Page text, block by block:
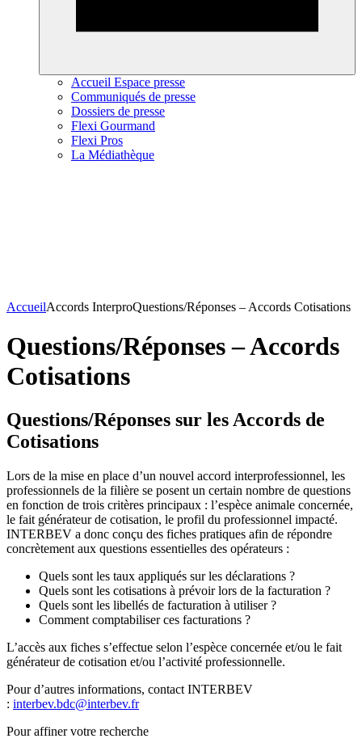
Accueil Espace presse
Communiqués de presse
Dossiers de presse
Flexi Gourmand
Flexi Pros
La Médiathèque
AccueilAccords InterproQuestions/Réponses – Accords Cotisations
Questions/Réponses – Accords
Cotisations
Questions/Réponses sur les Accords de
Cotisations
Lors de la mise en place d’un nouvel accord interprofessionnel, les
professionnels de la filière se posent un certain nombre de questions
en fonction de trois critères principaux : l’espèce animale concernée,
le fait générateur de cotisation, le profil du professionnel impacté.
INTERBEV a donc conçu des fiches pratiques afin de répondre
concrètement aux questions essentielles des opérateurs :
Quels sont les taux appliqués sur les déclarations ?
Quels sont les cotisations à prévoir lors de la facturation ?
Quels sont les libellés de facturation à utiliser ?
Comment comptabiliser ces facturations ?
L’accès aux fiches s’effectue selon l’espèce concernée et/ou le fait
générateur de cotisation et/ou l’activité professionnelle.
Pour d’autres informations, contact INTERBEV
: interbev.bdc@interbev.fr
Pour affiner votre recherche